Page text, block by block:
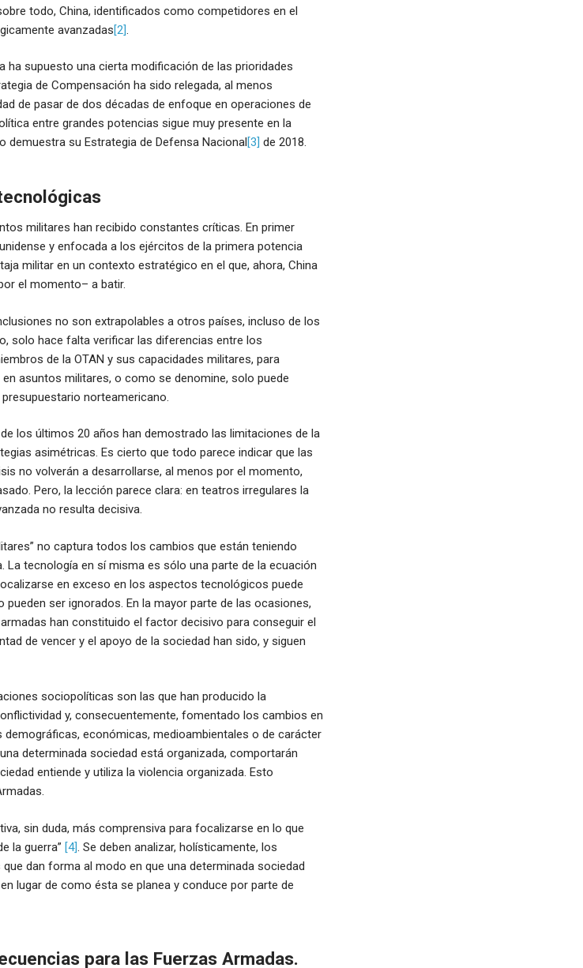
todo, China, identificados como competidores en el
avanzadas[2].
ha supuesto una cierta modificación de las prioridades
de Compensación ha sido relegada, al menos
de pasar de dos décadas de enfoque en operaciones de
entre grandes potencias sigue muy presente en la
su Estrategia de Defensa Nacional [3] de 2018.
militares han recibido constantes críticas. En primer
y enfocada a los ejércitos de la primera potencia
militar en un contexto estratégico en el que, ahora, China
el momento– a batir.
no son extrapolables a otros países, incluso de los
solo hace falta verificar las diferencias entre los
de la OTAN y sus capacidades militares, para
asuntos militares, o como se denomine, solo puede
norteamericano.
los últimos 20 años han demostrado las limitaciones de la
asimétricas. Es cierto que todo parece indicar que las
no volverán a desarrollarse, al menos por el momento,
Pero, la lección parece clara: en teatros irregulares la
no resulta decisiva.
no captura todos los cambios que están teniendo
La tecnología en sí misma es sólo una parte de la ecuación
en exceso en los aspectos tecnológicos puede
ser ignorados. En la mayor parte de las ocasiones,
han constituido el factor decisivo para conseguir el
de vencer y el apoyo de la sociedad han sido, y siguen
sociopolíticas son las que han producido la
y, consecuentemente, fomentado los cambios en
económicas, medioambientales o de carácter
determinada sociedad está organizada, comportarán
entiende y utiliza la violencia organizada. Esto
sin duda, más comprensiva para focalizarse en lo que
la guerra” [4]. Se deben analizar, holísticamente, los
dan forma al modo en que una determinada sociedad
lugar de como ésta se planea y conduce por parte de
para las Fuerzas Armadas.